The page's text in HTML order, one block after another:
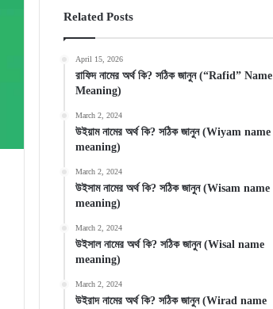
Related Posts
April 15, 2026
রাফিদ নামের অর্থ কি? সঠিক জানুন (“Rafid” Name
Meaning)
March 2, 2024
উইয়াম নামের অর্থ কি? সঠিক জানুন (Wiyam name
meaning)
March 2, 2024
উইসাম নামের অর্থ কি? সঠিক জানুন (Wisam name
meaning)
March 2, 2024
উইসাল নামের অর্থ কি? সঠিক জানুন (Wisal name
meaning)
March 2, 2024
উইরাদ নামের অর্থ কি? সঠিক জানুন (Wirad name